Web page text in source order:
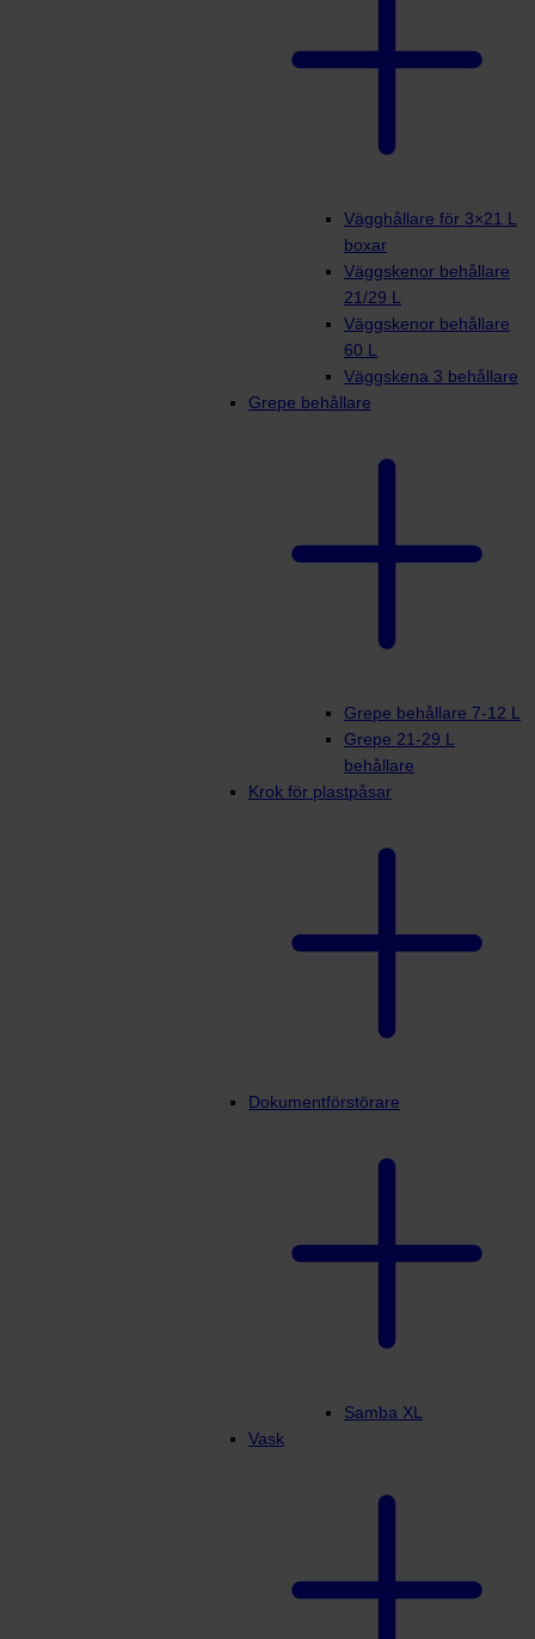
Vägghållare för 3×21 L
boxar
Väggskenor behållare
21/29 L
Väggskenor behållare
60 L
Väggskena 3 behållare
Grepe behållare
Grepe behållare 7-12 L
Grepe 21-29 L
behållare
Krok för plastpåsar
Dokumentförstörare
Samba XL
Vask